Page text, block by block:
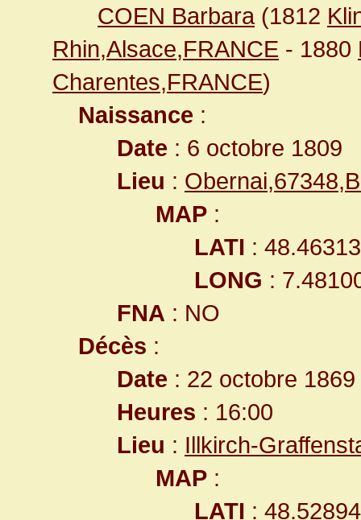
COEN Barbara(1812
Rhin,Alsace,FRANCE - 1880
Charentes,FRANCE)
Naissance :
Date : 6 octobre 1809
Lieu :
MAP :
LATI :
LONG :
FNA : NO
Décès :
Date : 22 octobre 1869
Heures : 16:00
Lieu : Illkirch-
MAP :
LATI :